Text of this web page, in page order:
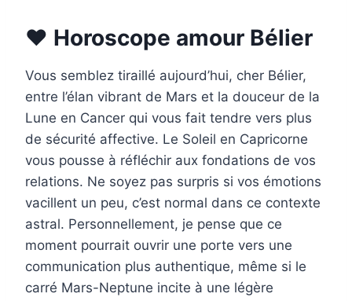
❤️ Horoscope amour Bélier
Vous semblez tiraillé aujourd’hui, cher Bélier,
entre l’élan vibrant de Mars et la douceur de la
Lune en Cancer qui vous fait tendre vers plus
de sécurité affective. Le Soleil en Capricorne
vous pousse à réfléchir aux fondations de vos
relations. Ne soyez pas surpris si vos émotions
vacillent un peu, c’est normal dans ce contexte
astral. Personnellement, je pense que ce
moment pourrait ouvrir une porte vers une
communication plus authentique, même si le
carré Mars-Neptune incite à une légère